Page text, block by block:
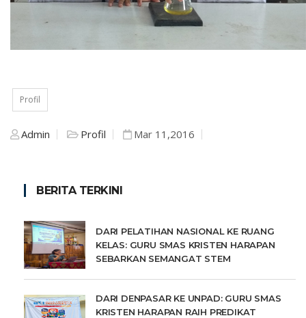
Profil
Admin Profil Mar 11,2016
BERITA TERKINI
DARI PELATIHAN NASIONAL KE RUANG
KELAS: GURU SMAS KRISTEN HARAPAN
SEBARKAN SEMANGAT STEM
DARI DENPASAR KE UNPAD: GURU SMAS
KRISTEN HARAPAN RAIH PREDIKAT